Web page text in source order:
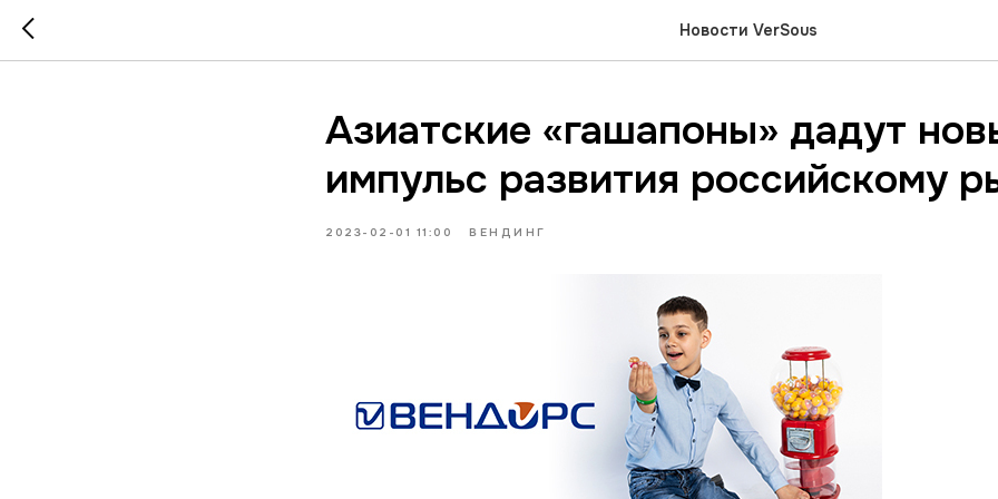
Новости VerSous
Азиатские «гашапоны» дадут
импульс развития российскому
2023-02-01 11:00 ВЕНДИНГ